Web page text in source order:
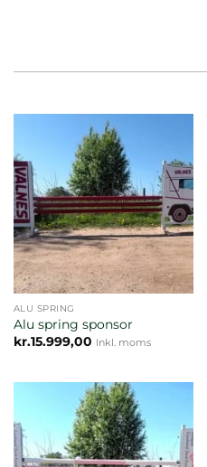
ALU SPRING
Alu spring sponsor
kr.15.999,00 Inkl. moms